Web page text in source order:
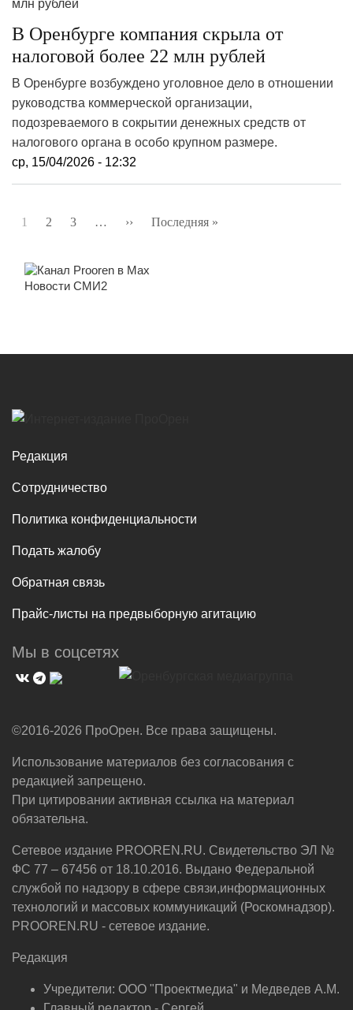
В Оренбурге компания скрыла от
налоговой более 22 млн рублей
В Оренбурге возбуждено уголовное дело в отношении
руководства коммерческой организации,
подозреваемого в сокрытии денежных средств от
налогового органа в особо крупном размере.
ср, 15/04/2026 - 12:32
Нумерация
1 2 3 … ›› Следующая
Последняя »
Новости СМИ2
Редакция
Сотрудничество
Политика конфиденциальности
Подать жалобу
Обратная связь
Прайс-листы на предвыборную агитацию
Мы в соцсетях
©2016-2026 ПроОрен. Все права защищены.
Использование материалов без согласования с
редакцией запрещено.
При цитировании активная ссылка на материал
обязательна.
Сетевое издание PROOREN.RU. Свидетельство ЭЛ №
ФС 77 – 67456 от 18.10.2016. Выдано Федеральной
службой по надзору в сфере связи,информационных
технологий и массовых коммуникаций (Роскомнадзор).
PROOREN.RU - сетевое издание.
Редакция
Учредители: ООО "Проектмедиа" и Медведев А.М.